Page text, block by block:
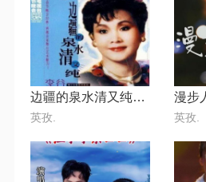
边疆的泉水清又纯【婲語合唱】
英孜.
漫步
英孜.